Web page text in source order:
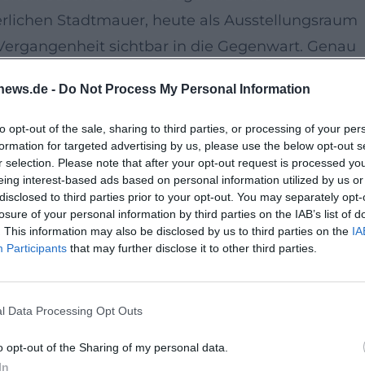
- Do Not Process My Personal Information
opt-out of the sale, sharing to third parties, or processing of your
for targeted advertising by us, please use the below opt-out
selection. Please note that after your opt-out request is processed
interest-based ads based on personal information utilized by us
to third parties prior to your opt-out. You may separately
of your personal information by third parties on the IAB’s list of
This information may also be disclosed by us to third parties on the
Participants that may further disclose it to other third parties.
Data Processing Opt Outs
opt-out of the Sharing of my personal data.
Stadtmauer, heute als Ausstellungsraum
sichtbar in die Gegenwart. Genau
zeitgenössische Kunst entfaltet sich in
Dokument ist.
mit der Isar
Skulpturen, Objekte und Installationen entlang
Kunstwerke von 14 Künstlerinnen und
hinaus angekündigt. Die Begleitausstellung im
und macht sichtbar, wie vielfältig regionale
ortsbezogen und offen für neue
Außenraum und Innenraum. Während die
der Röcklturm die Positionen zu einer